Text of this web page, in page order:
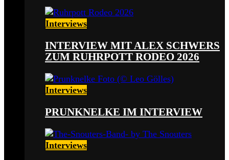
Interviews
INTERVIEW MIT ALEX SCHWERS
ZUM RUHRPOTT RODEO 2026
Interviews
PRUNKNELKE IM INTERVIEW
Interviews